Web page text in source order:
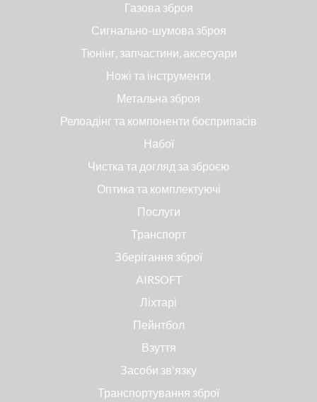
Газова зброя
Сигнально-шумова зброя
Тюнінг, запчастини, аксесуари
Ножі та інструменти
Метальна зброя
Релоадінг та компоненти боєприпасів
Набої
Чистка та догляд за зброєю
Оптика та комплектуючі
Послуги
Транспорт
Зберігання зброї
AIRSOFT
Ліхтарі
Пейнтбол
Взуття
Засоби зв'язку
Транспортування зброї